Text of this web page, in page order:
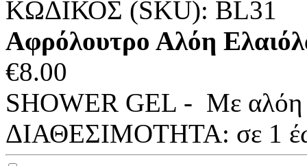
ΚΩΔΙΚΟΣ (SKU): BL31
Αφρόλουτρο Αλόη
€8.00
SHOWER GEL - Με αλόη
ΔΙΑΘΕΣΙΜΟΤΗΤΑ: σε 1